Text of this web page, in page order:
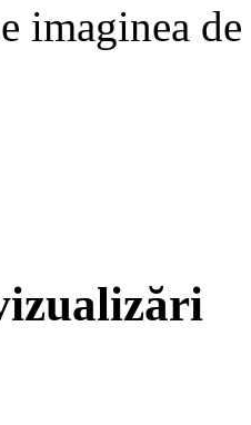
imaginea de